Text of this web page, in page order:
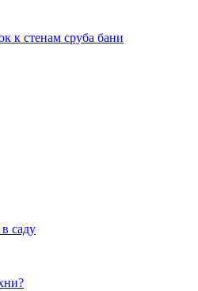
к стенам сруба бани
саду